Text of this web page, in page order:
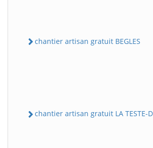
chantier artisan gratuit BEGLES
chantier artisan gratuit LA TESTE-